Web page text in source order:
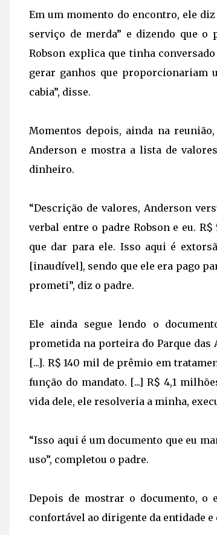
Em um momento do encontro, ele
serviço de merda” e dizendo que o
Robson explica que tinha
gerar ganhos que proporcionariam
cabia”, disse.
Momentos depois, ainda na
Anderson e mostra a lista de
dinheiro.
“Descrição de valores, Anderson
verbal entre o padre Robson e eu.
que dar para ele. Isso aqui é
[inaudível], sendo que ele era pago
prometi”, diz o padre.
Ele ainda segue lendo o
prometida na porteira do Parque das
[...]. R$ 140 mil de prêmio em
função do mandato. [...] R$ 4,1
vida dele, ele resolveria a minha,
“Isso aqui é um documento que eu
uso”, completou o padre.
Depois de mostrar o documento, o
confortável ao dirigente da entidade